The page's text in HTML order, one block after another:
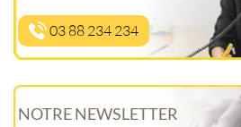
03 88 234 234
NOTRE NEWSLETTER